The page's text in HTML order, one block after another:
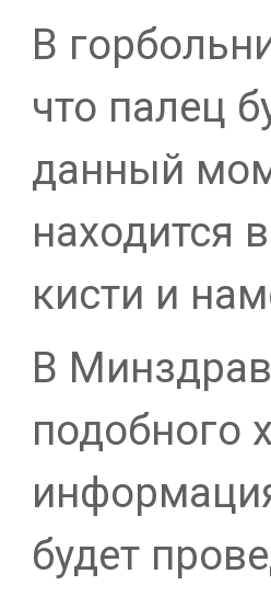
В
что палец
данный
находится
кисти и
В
подобного
будет